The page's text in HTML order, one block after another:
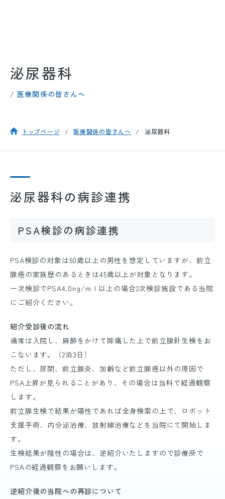
泌尿器科
/ 医療関係の皆さんへ
トップページ 医療関係の皆さんへ 泌尿器科
泌尿器科の病診連携
PSA検診の病診連携
PSA検診の対象は50歳以上の男性を想定していますが、前立
腺癌の家族歴のあるときは45歳以上が対象となります。
一次検診でPSA4.0ng/mｌ以上の場合2次検診施設である当院
にご紹介ください。
紹介受診後の流れ
通常は入院し、麻酔をかけて除痛した上で前立腺針生検をお
こないます。（2泊3日）
ただし、尿閉、前立腺炎、加齢など前立腺癌以外の原因で
PSA上昇が見られることがあり、その場合は当科で経過観察
します。
前立腺生検で結果が陽性であれば全身検索の上で、ロボット
支援手術、内分泌治療、放射線治療などを当院にて開始しま
す。
生検結果が陰性の場合は、逆紹介いたしますので診療所で
PSAの経過観察をお願いします。
逆紹介後の当院への再診について